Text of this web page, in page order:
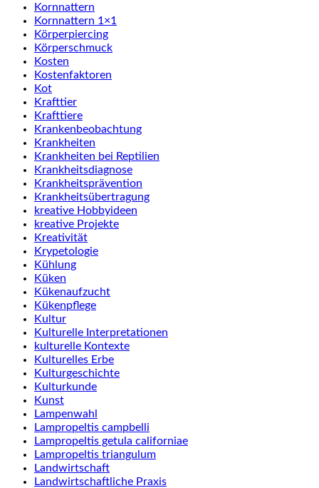
Kornnattern
Kornnattern 1×1
Körperpiercing
Körperschmuck
Kosten
Kostenfaktoren
Kot
Krafttier
Krafttiere
Krankenbeobachtung
Krankheiten
Krankheiten bei Reptilien
Krankheitsdiagnose
Krankheitsprävention
Krankheitsübertragung
kreative Hobbyideen
kreative Projekte
Kreativität
Krypetologie
Kühlung
Küken
Kükenaufzucht
Kükenpflege
Kultur
Kulturelle Interpretationen
kulturelle Kontexte
Kulturelles Erbe
Kulturgeschichte
Kulturkunde
Kunst
Lampenwahl
Lampropeltis campbelli
Lampropeltis getula californiae
Lampropeltis triangulum
Landwirtschaft
Landwirtschaftliche Praxis